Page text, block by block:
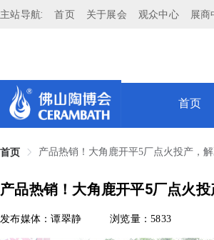
主站导航: 首页 关于展会 观众中心 展商
首页
首页 产品热销！大角鹿开平5厂点火投产，
产品热销！大角鹿开平5厂点火
发布媒体：谭翠静 浏览量：5833